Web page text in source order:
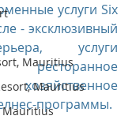
Mauritius
Mauritius
Mauritius
услуги Six
- эксклюзивный
услуги
хозяйственное
программы.